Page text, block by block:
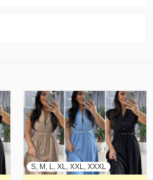
S, M, L, XL, XXL, XXXL